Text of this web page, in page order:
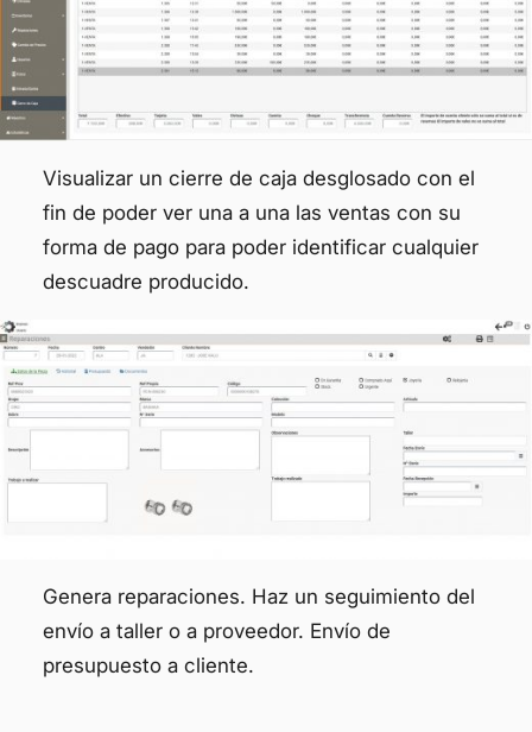
Visualizar un cierre de caja desglosado con el
fin de poder ver una a una las ventas con su
forma de pago para poder identificar cualquier
descuadre producido.
Genera reparaciones. Haz un seguimiento del
envío a taller o a proveedor. Envío de
presupuesto a cliente.